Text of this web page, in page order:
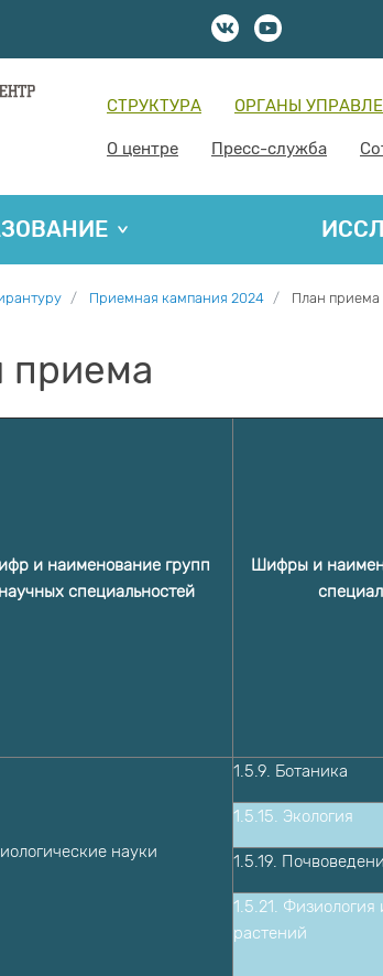
СТРУКТУРА ОРГАНЫ
О центре Пресс-служба
Приемная кампания 2024 План приема
приема
и наименование групп
научных специальностей
Шифры и
науки
1.5.9. Ботаника
1.5.15. Экология
1.5.19.
1.5.21.
растений